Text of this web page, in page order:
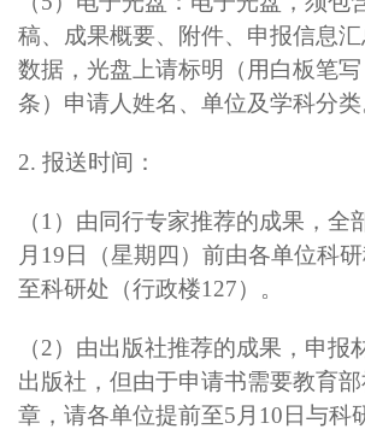
稿、成果概要、附件、申报信息
数据，光盘上请标明（用白板笔
条）申请人姓名、单位及学科分类
2. 报送时间：
（1）由同行专家推荐的成果，全
月19日（星期四）前由各单位科
至科研处（行政楼127）。
（2）由出版社推荐的成果，申报
出版社，但由于申请书需要教育
章，请各单位提前至5月10日与科